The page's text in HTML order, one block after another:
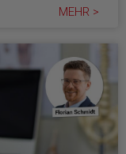
MEHR >